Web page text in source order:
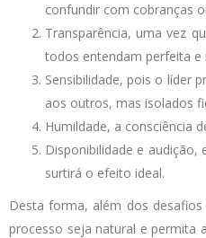
confundir com cobranças
Transparência, uma vez
todos entendam perfeita e
Sensibilidade, pois o líder
aos outros, mas isolados
Humildade, a consciência
Disponibilidade e
surtirá o efeito ideal.
Desta forma, além dos
processo seja natural e permita